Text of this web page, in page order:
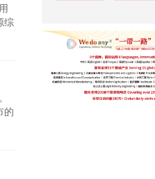
综
的